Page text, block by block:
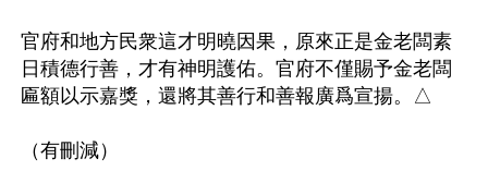
官府和地方民衆這才明曉因果，原來正是金老闆素
日積德行善，才有神明護佑。官府不僅賜予金老闆
匾額以示嘉獎，還將其善行和善報廣爲宣揚。△